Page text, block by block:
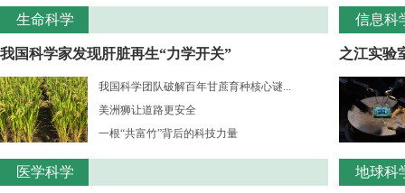
生命科学
我国科学家发现肝脏再生“力学开关”
我国科学团队破解百年甘蔗育种核心谜...
美洲狮让道路更安全
一根“共富竹”背后的科技力量
医学科学
信息科
之江实验
地球科